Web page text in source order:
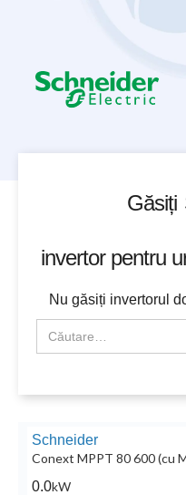
Găsiți
invertor pentru
Nu găsiți invertorul
Schneider
Conext MPPT 80 600 (cu
0.0kW